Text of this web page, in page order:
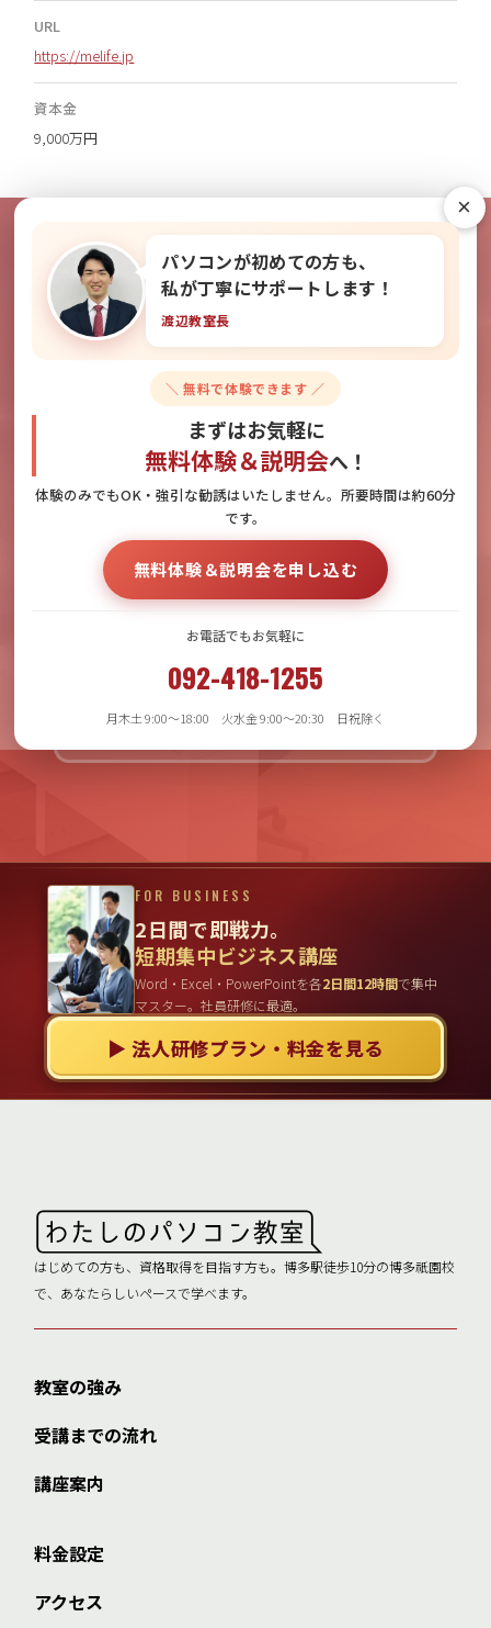
URL
https://melife.jp
資本金
9,000万円
×
パソコンが初めての方も、
私が丁寧にサポートします！
渡辺教室長
＼ 無料で体験できます ／
まずはお気軽に
無料体験＆説明会へ！
体験のみでもOK・強引な勧誘はいたしません。所要時間は約60分
です。
無料体験＆説明会を申し込む
お電話でもお気軽に
092-418-1255
月木土 9:00〜18:00 火水金 9:00〜20:30 日祝除く
教室の雰囲気を無料で体験できま
す！
無料体験＆説明会のお申し込みはこちら
お電話でのお問い合わせ
無料体験＆説明会へのお申し込み
092-418-1255
火水金 9:00〜20:30
日祝日除く
FOR BUSINESS
2日間で即戦力。
短期集中ビジネス講座
Word・Excel・PowerPointを各2日間12時間で集中
マスター。社員研修に最適。
▶ 法人研修プラン・料金を見る
はじめての方も、資格取得を目指す方も。博多駅徒歩10分の博多祇園校
で、あなたらしいペースで学べます。
教室の強み
受講までの流れ
講座案内
料金設定
アクセス